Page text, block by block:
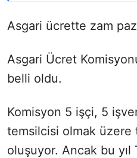
Asgari ücrette zam
Asgari Ücret
belli oldu.
Komisyon 5 işçi, 5
temsilcisi olmak üzere
oluşuyor. Ancak bu yıl